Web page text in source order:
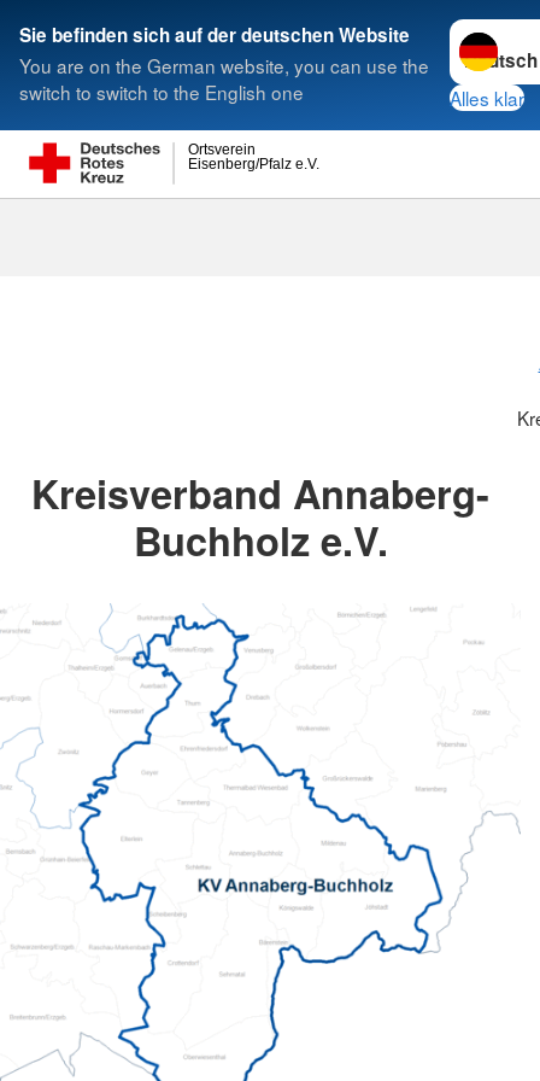
Sie befinden sich auf der deutschen Website
You are on the German website, you can use the
switch to switch to the English one
Sprache
Alles klar
Eisenberg/Pfalz e.V.
Ortsverein
Suche
Kreisverband Annaberg-
Buchholz e.V.